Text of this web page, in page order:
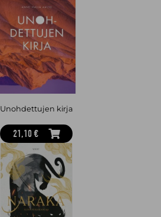
Unohdettujen kirja
21,10 €